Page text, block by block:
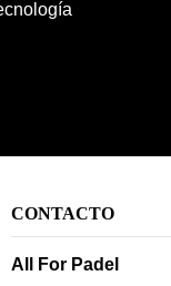
CONTACTO
All For Padel